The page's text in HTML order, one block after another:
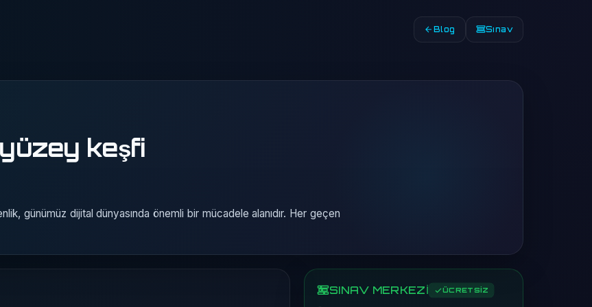
Blog Sınav
keşfi
günümüz dijital dünyasında önemli bir mücadele alanıdır. Her geçen
SINAV MERKEZİ ÜCRETSİZ